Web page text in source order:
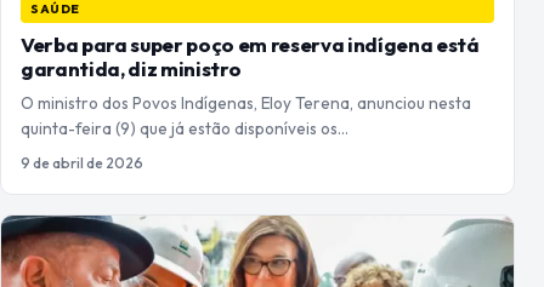
SAÚDE
Verba para super poço em reserva indígena está
garantida, diz ministro
O ministro dos Povos Indígenas, Eloy Terena, anunciou nesta
quinta-feira (9) que já estão disponíveis os…
9 de abril de 2026